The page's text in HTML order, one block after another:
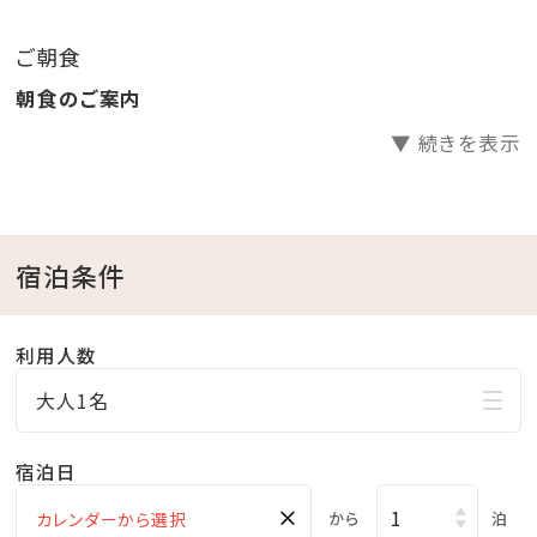
営業時間 15：00～23：00（最終受付22：30）
・滞在中新聞サービス（地元紙 休刊日除く）
・駐車場無料（通常1泊あたり1，000円、上限3，000円）
・フィットネスジムご利用無料 ⇒ 5：00～22：00（最終受
付 21：30）
・ガーデンプールご利用無料 ⇒ 6・10月 9：00～18：
00／7～9月 9：00～22：00(ナイトプール実施期間）
ご朝食
朝食のご案内
▼ 続きを表示
宿泊条件
利用人数
大人1名
宿泊日
× から 泊